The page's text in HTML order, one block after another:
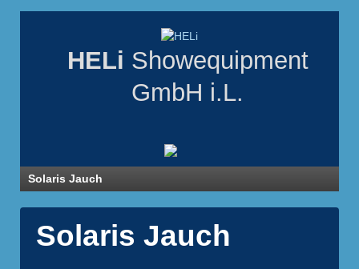
HELi Showequipment
GmbH i.L.
Solaris Jauch
Solaris Jauch